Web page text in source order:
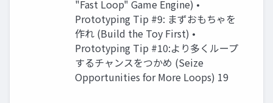
"Fast Loop" Game Engine) •
Prototyping Tip #9: まずおもちゃを
作れ (Build the Toy First) •
Prototyping Tip #10:より多くループ
するチャンスをつかめ (Seize
Opportunities for More Loops) 19